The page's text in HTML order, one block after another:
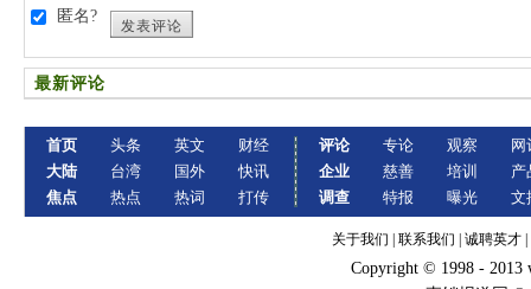
匿名?
发表评论
最新评论
首页
大陆
焦点
头条
台湾
热点
英文
国外
热词
财经
快讯
打传
评论
企业
调查
专论
慈善
特报
观察
培训
曝光
网
产
文
关于我们 联系我们 诚聘英才
Copyright © 1998 - 2013